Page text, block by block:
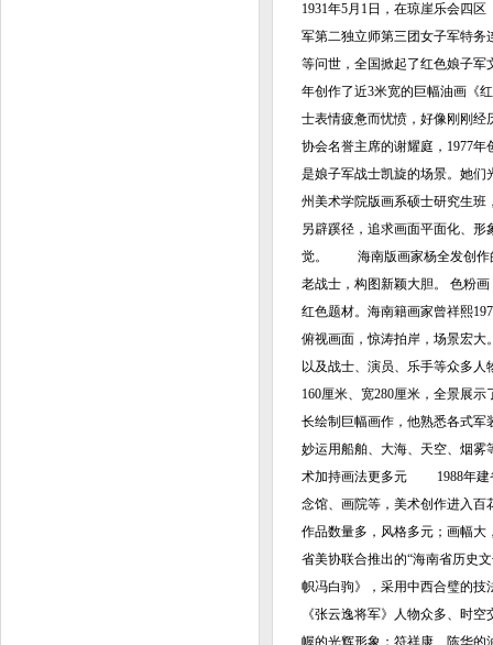
1931年5月1日，在琼崖乐会四
军第二独立师第三团女子军特务
等问世，全国掀起了红色娘子
年创作了近3米宽的巨幅油画《
士表情疲惫而忧愤，好像刚刚
协会名誉主席的谢耀庭，1977
是娘子军战士凯旋的场景。她
州美术学院版画系硕士研究生班
另辟蹊径，追求画面平面化、
觉。 海南版画家杨全发创作的
老战士，构图新颖大胆。 色粉
红色题材。海南籍画家曾祥熙
俯视画面，惊涛拍岸，场景宏大
以及战士、演员、乐手等众多
160厘米、宽280厘米，全景展
长绘制巨幅画作，他熟悉各式军
妙运用船舶、大海、天空、烟
术加持画法更多元 1988年建省
念馆、画院等，美术创作进入百
作品数量多，风格多元；画幅
省美协联合推出的“海南省历史
帜冯白驹》，采用中西合璧的技
《张云逸将军》人物众多、时
幄的光辉形象；符祥康、陈华